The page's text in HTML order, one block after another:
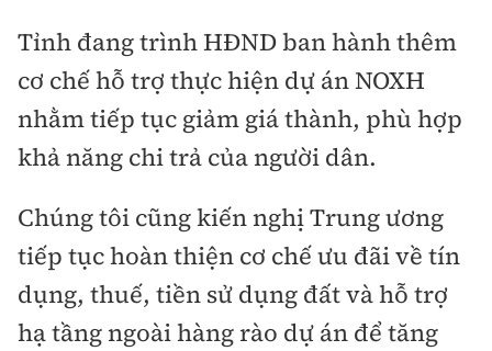
Tỉnh đang trình HĐND ban hành thêm
cơ chế hỗ trợ thực hiện dự án NOXH
nhằm tiếp tục giảm giá thành, phù hợp
khả năng chi trả của người dân.
Chúng tôi cũng kiến nghị Trung ương
tiếp tục hoàn thiện cơ chế ưu đãi về tín
dụng, thuế, tiền sử dụng đất và hỗ trợ
hạ tầng ngoài hàng rào dự án để tăng